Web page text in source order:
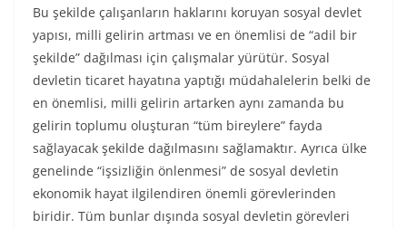
Bu şekilde çalışanların haklarını koruyan sosyal devlet
yapısı, milli gelirin artması ve en önemlisi de “adil bir
şekilde” dağılması için çalışmalar yürütür. Sosyal
devletin ticaret hayatına yaptığı müdahalelerin belki de
en önemlisi, milli gelirin artarken aynı zamanda bu
gelirin toplumu oluşturan “tüm bireylere” fayda
sağlayacak şekilde dağılmasını sağlamaktır. Ayrıca ülke
genelinde “işsizliğin önlenmesi” de sosyal devletin
ekonomik hayat ilgilendiren önemli görevlerinden
biridir. Tüm bunlar dışında sosyal devletin görevleri